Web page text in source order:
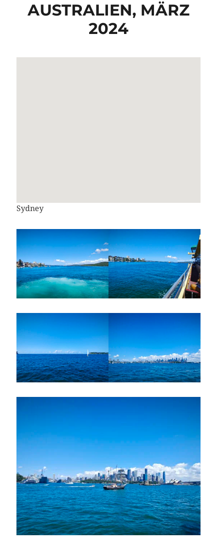
AUSTRALIEN, MÄRZ
2024
Sydney